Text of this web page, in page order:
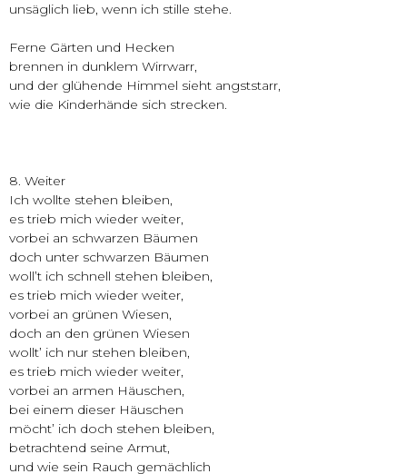
unsäglich lieb, wenn ich stille stehe.
Ferne Gärten und Hecken
brennen in dunklem Wirrwarr,
und der glühende Himmel sieht angststarr,
wie die Kinderhände sich strecken.
8. Weiter
Ich wollte stehen bleiben,
es trieb mich wieder weiter,
vorbei an schwarzen Bäumen
doch unter schwarzen Bäumen
woll’t ich schnell stehen bleiben,
es trieb mich wieder weiter,
vorbei an grünen Wiesen,
doch an den grünen Wiesen
wollt’ ich nur stehen bleiben,
es trieb mich wieder weiter,
vorbei an armen Häuschen,
bei einem dieser Häuschen
möcht’ ich doch stehen bleiben,
betrachtend seine Armut,
und wie sein Rauch gemächlich